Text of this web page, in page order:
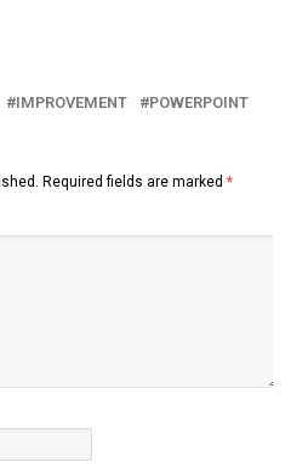
IMPROVEMENT
POWERPOINT
Required fields are marked *